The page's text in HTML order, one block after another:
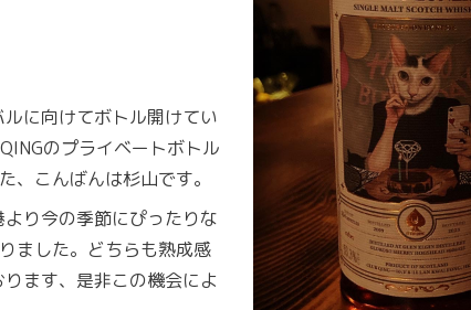
に向けてボトル開けてい
のプライベートボトル
、こんばんは杉山です。
り今の季節にぴったりな
ました。どちらも熟成感
ます、是非この機会によ